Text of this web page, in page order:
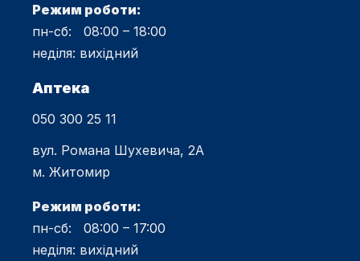
Режим роботи:
пн-сб: 08:00 – 18:00
неділя: вихідний
Аптека
050 300 25 11
вул. Романа Шухевича, 2А
м. Житомир
Режим роботи:
пн-сб: 08:00 – 17:00
неділя: вихідний